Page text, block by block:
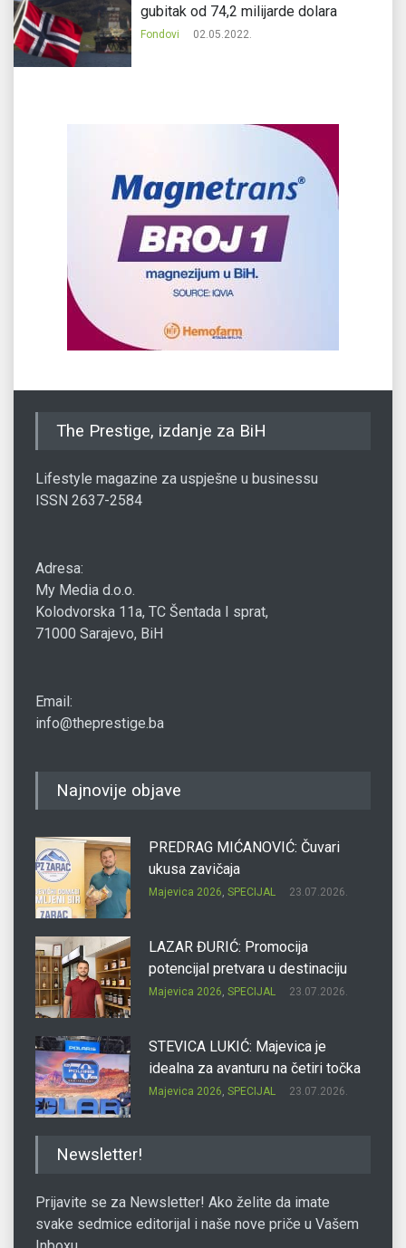
gubitak od 74,2 milijarde dolara
Fondovi 02.05.2022.
The Prestige, izdanje za BiH
Lifestyle magazine za uspješne u businessu
ISSN 2637-2584
Adresa:
My Media d.o.o.
Kolodvorska 11a, TC Šentada I sprat,
71000 Sarajevo, BiH
Email:
info@theprestige.ba
Najnovije objave
PREDRAG MIĆANOVIĆ: Čuvari
ukusa zavičaja
Majevica 2026, SPECIJAL 23.07.2026.
LAZAR ĐURIĆ: Promocija
potencijal pretvara u destinaciju
Majevica 2026, SPECIJAL 23.07.2026.
STEVICA LUKIĆ: Majevica je
idealna za avanturu na četiri točka
Majevica 2026, SPECIJAL 23.07.2026.
Newsletter!
Prijavite se za Newsletter! Ako želite da imate
svake sedmice editorijal i naše nove priče u Vašem